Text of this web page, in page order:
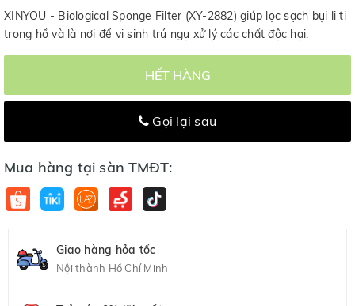
XINYOU - Biological Sponge Filter (XY-2882) giúp lọc sạch bụi li ti
trong hồ và là nơi để vi sinh trú ngụ xử lý các chất độc hại.
HẾT HÀNG
Gọi lại sau
Mua hàng tại sàn TMĐT:
Giao hàng hỏa tốc
Nội thành Hồ Chí Minh